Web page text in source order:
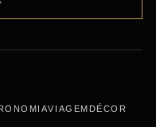
VIAGEM DÉCOR